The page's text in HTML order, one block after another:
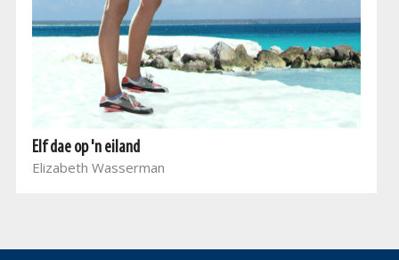
Elf dae op 'n eiland
Elizabeth Wasserman